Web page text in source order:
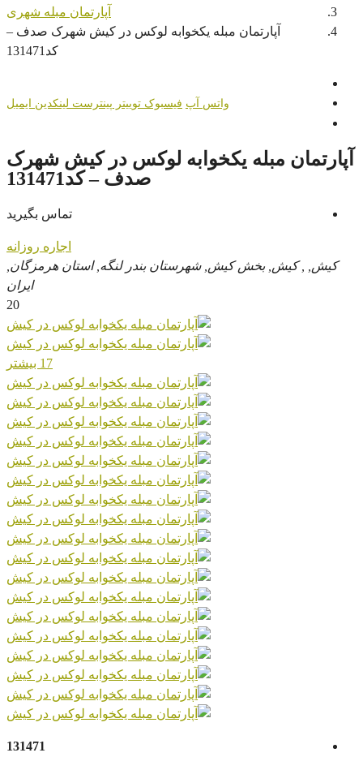
آپارتمان مبله شهری
آپارتمان مبله یکخوابه لوکس در کیش شهرک صدف –
کد131471
واتس آپ فیسبوک توییتر پینترست لینکدین ایمیل
آپارتمان مبله یکخوابه لوکس در کیش شهرک
صدف – کد131471
تماس بگیرید
اجاره روزانه
کیش, , کیش, بخش کیش, شهرستان بندر لنگه, استان هرمزگان,
ایران
20
17 بیشتر
131471